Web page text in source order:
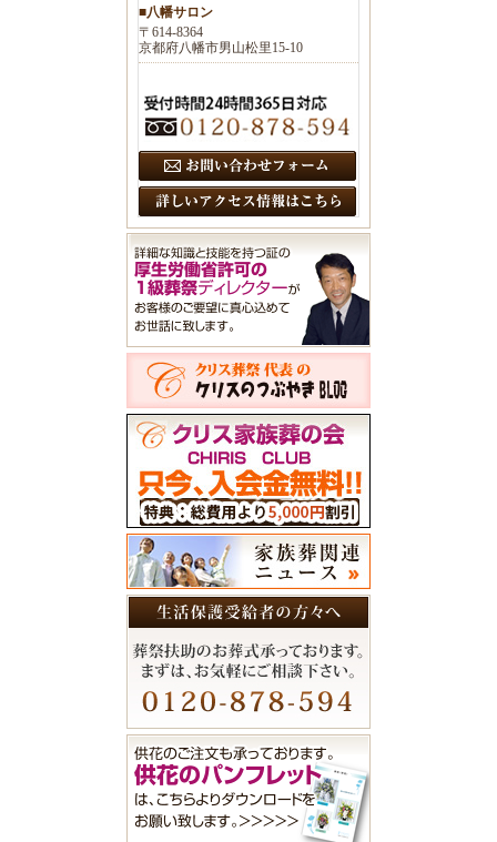
■八幡サロン
〒614-8364
京都府八幡市男山松里15-10